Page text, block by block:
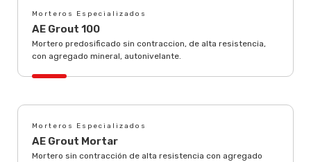
Morteros Especializados
AE Grout 100
Mortero predosificado sin contraccion, de alta resistencia,
con agregado mineral, autonivelante.
Morteros Especializados
AE Grout Mortar
Mortero sin contracción de alta resistencia con agregado